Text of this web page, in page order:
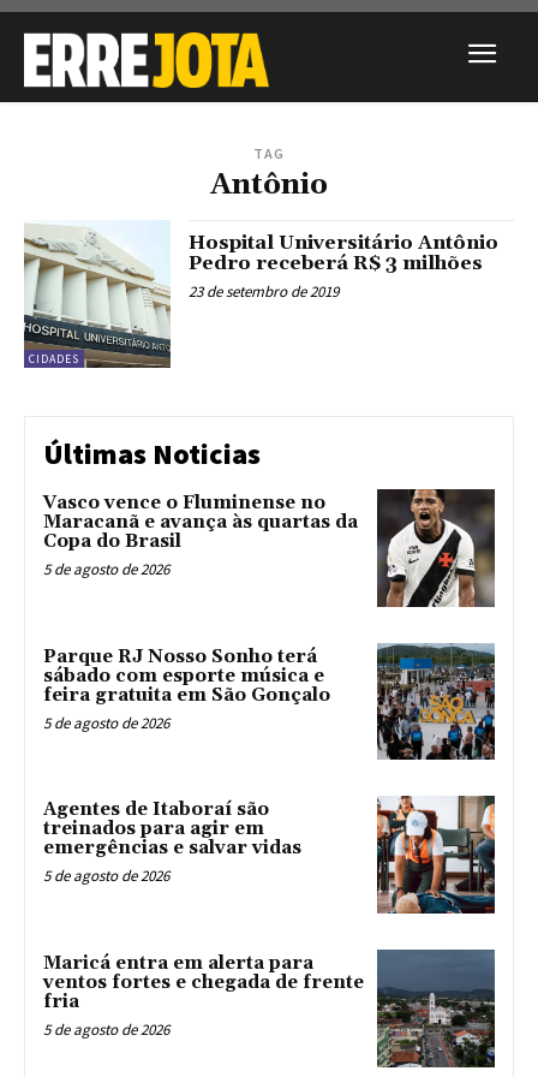
TAG
Antônio
CIDADES
Hospital Universitário Antônio
Pedro receberá R$ 3 milhões
23 de setembro de 2019
Últimas Noticias
Vasco vence o Fluminense no
Maracanã e avança às quartas da
Copa do Brasil
5 de agosto de 2026
Parque RJ Nosso Sonho terá
sábado com esporte música e
feira gratuita em São Gonçalo
5 de agosto de 2026
Agentes de Itaboraí são
treinados para agir em
emergências e salvar vidas
5 de agosto de 2026
Maricá entra em alerta para
ventos fortes e chegada de frente
fria
5 de agosto de 2026